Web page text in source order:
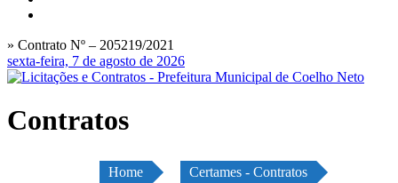
» Contrato Nº – 205219/2021
sexta-feira, 7 de agosto de 2026
Contratos
Home
Certames - Contratos